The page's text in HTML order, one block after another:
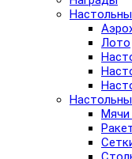
Лото
Мячи